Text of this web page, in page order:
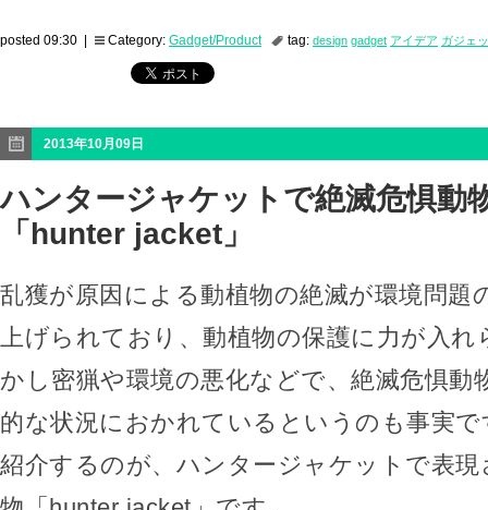
posted 09:30 | Category: Gadget/Product tag: design gadget アイデア ガジェ
2013年10月09日
ハンタージャケットで絶滅危惧動
「hunter jacket」
乱獲が原因による動植物の絶滅が環境問題
上げられており、動植物の保護に力が入
かし密猟や環境の悪化などで、絶滅危惧動
的な状況におかれているというのも事実
紹介するのが、ハンタージャケットで表現